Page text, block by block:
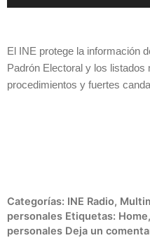
El INE protege la información
Padrón Electoral y los
procedimientos y fuertes
Categorías: INE Radio,
personales Etiquetas: Home,
personales Deja un